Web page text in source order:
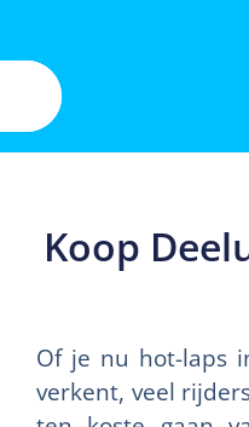
Koop
Of je nu hot-laps
verkent, veel